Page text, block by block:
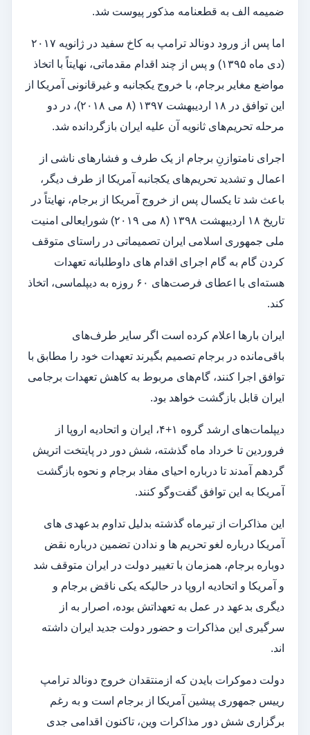
ضمیمه الف به قطعنامه مذکور پیوست شد.
اما پس از ورود دونالد ترامپ به کاخ سفید در ژانویه ۲۰۱۷
(دی ماه ۱۳۹۵) و پس از چند اقدام مقدماتی، نهایتاً با اتخاذ
مواضع مغایر برجام، با خروج یکجانبه و غیرقانونی آمریکا از
این توافق در ۱۸ اردیبهشت ۱۳۹۷ (۸ می ۲۰۱۸)، در دو
مرحله تحریم‌های ثانویه آن علیه ایران بازگردانده شد.
اجرای نامتوازنِ برجام از یک طرف و فشارهای ناشی از
اعمال و تشدید تحریم‌های یکجانبه آمریکا از طرف دیگر،
باعث شد تا یکسال پس از خروج آمریکا از برجام، نهایتاً در
تاریخ ۱۸ اردیبهشت ۱۳۹۸ (۸ می ۲۰۱۹) شورایعالی امنیت
ملی جمهوری اسلامی ایران تصمیماتی در راستای متوقف
کردن گام به گام اجرای اقدام های داوطلبانه تعهدات
هسته‌ای با اعطای فرصت‌های ۶۰ روزه به دیپلماسی، اتخاذ
کند.
ایران بارها اعلام کرده است اگر سایر طرف‌های
باقی‌مانده در برجام تصمیم بگیرند تعهدات خود را مطابق با
توافق اجرا کنند، گام‌های مربوط به کاهش تعهدات برجامی
ایران قابل بازگشت خواهد بود.
دیپلمات‌های ارشد گروه ۱+۴، ایران و اتحادیه اروپا از
فروردین تا خرداد ماه گذشته، شش دور در پایتخت اتریش
گردهم آمدند تا درباره احیای مفاد برجام و نحوه بازگشت
آمریکا به این توافق گفت‌وگو کنند.
این مذاکرات از تیرماه گذشته بدلیل تداوم بدعهدی های
آمریکا درباره لغو تحریم ها و ندادن تضمین درباره نقض
دوباره برجام، همزمان با تغییر دولت در ایران متوقف شد
و آمریکا و اتحادیه اروپا در حالیکه یکی ناقض برجام و
دیگری بدعهد در عمل به تعهداتش بوده، اصرار به از
سرگیری این مذاکرات و حضور دولت جدید ایران داشته
اند.
دولت دموکرات بایدن که ازمنتقدان خروج دونالد ترامپ
رییس جمهوری پیشین آمریکا از برجام است و به رغم
برگزاری شش دور مذاکرات وین، تاکنون اقدامی جدی